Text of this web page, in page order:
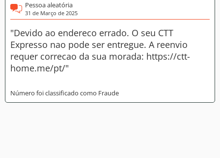
Pessoa aleatória
31 de Março de 2025
"Devido ao endereco errado. O seu CTT
Expresso nao pode ser entregue. A reenvio
requer correcao da sua morada: https://ctt-
home.me/pt/"
Número foi classificado como Fraude